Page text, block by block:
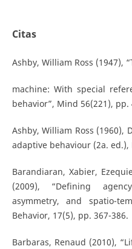
Citas
Ashby, William Ross (1947),
machine: With special
behavior”, Mind 56(221), pp.
Ashby, William Ross
adaptive behaviour (2a. ed.),
Barandiaran, Xabier,
(2009), “Defining
asymmetry, and spatio-
Behavior, 17(5), pp. 367-386.
Barbaras, Renaud (2010),